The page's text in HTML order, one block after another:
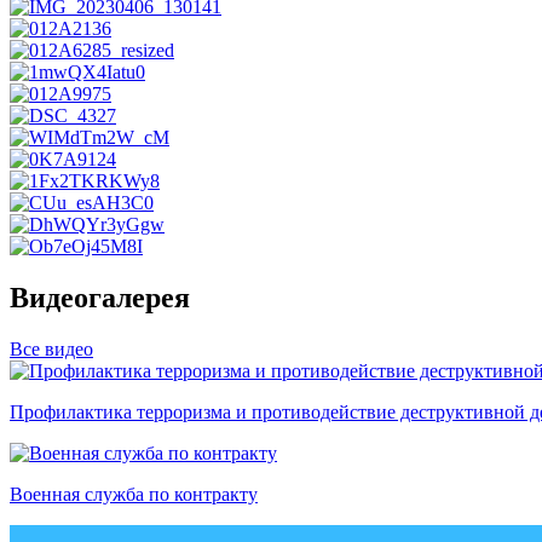
Видеогалерея
Все видео
Профилактика терроризма и противодействие деструктивной
Военная служба по контракту